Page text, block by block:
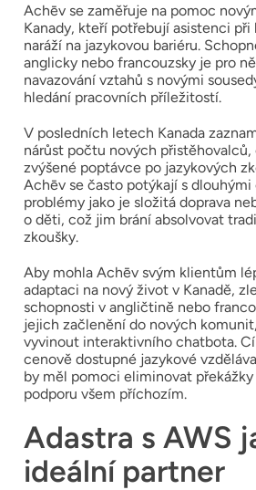
Achēv se zaměřuje na pomoc
Kanady, kteří potřebují asistenci při
naráží na jazykovou bariéru.
anglicky nebo francouzsky je pro
navazování vztahů s novými
hledání pracovních příležitostí.
V posledních letech Kanada
nárůst počtu nových přistěhovalců,
zvýšené poptávce po jazykových
Achēv se často potýkají s
problémy jako je složitá doprava
o děti, což jim brání absolvovat
zkoušky.
Aby mohla Achēv svým klientům
adaptaci na nový život v Kanadě,
schopnosti v angličtině nebo
jejich začlenění do nových
vyvinout interaktivního chatbota.
cenově dostupné jazykové
by měl pomoci eliminovat
podporu všem příchozím.
Adastra s AWS
ideální partner